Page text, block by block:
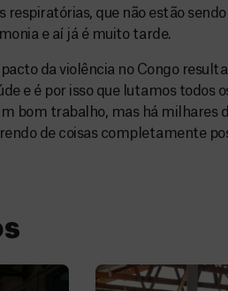
respiratórias, que não estão
e aí já é muito tarde.
da violência no Congo
e é por isso que lutamos todos
bom trabalho, mas há milhares
de coisas completamente